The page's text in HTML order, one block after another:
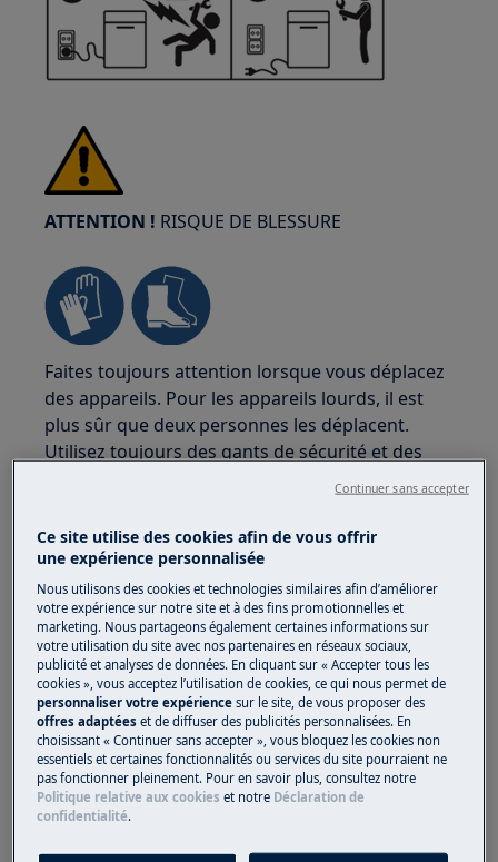
ATTENTION ! RISQUE DE BLESSURE
Faites toujours attention lorsque vous déplacez
des appareils. Pour les appareils lourds, il est
plus sûr que deux personnes les déplacent.
Utilisez toujours des gants de sécurité et des
chaussures de sécurité. Portez des gants de
coupures dues aux bords tranchants.
ATTENTION !RISQUE DE BLESSURE AUX YEUX
Portez des lunettes de sécurité si vous effectuez
des travaux de maintenance ou de réparation
Ce site utilise des cookies afin de vous offrir
une expérience personnalisée
Nous utilisons des cookies et technologies similaires afin d’améliorer
votre expérience sur notre site et à des fins promotionnelles et
marketing. Nous partageons également certaines informations sur
votre utilisation du site avec nos partenaires en réseaux sociaux,
publicité et analyses de données. En cliquant sur « Accepter tous les
cookies », vous acceptez l’utilisation de cookies, ce qui nous permet de
personnaliser votre expériencesur le site, de vous proposer des
offres adaptées et de diffuser des publicités personnalisées. En
choisissant « Continuer sans accepter », vous bloquez les cookies non
essentiels et certaines fonctionnalités ou services du site pourraient ne
pas fonctionner pleinement. Pour en savoir plus, consultez notre
Politique relative aux cookies et notre Déclaration de
confidentialité.
Continuer sans accepter